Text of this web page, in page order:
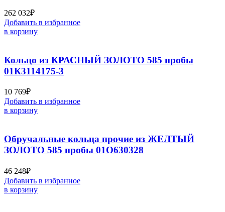
262 032₽
Добавить в избранное
в корзину
Кольцо из КРАСНЫЙ ЗОЛОТО 585 пробы
01К3114175-3
10 769₽
Добавить в избранное
в корзину
Обручальные кольца прочие из ЖЕЛТЫЙ
ЗОЛОТО 585 пробы 01О630328
46 248₽
Добавить в избранное
в корзину